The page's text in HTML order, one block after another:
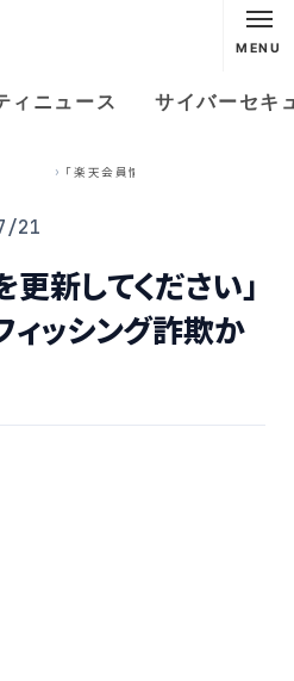
MENU
ィニュース サイバーセキ
21
新してください」
ィッシング詐欺か